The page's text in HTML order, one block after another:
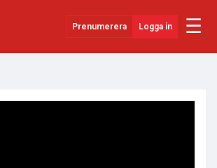
Prenumerera Logga in ☰